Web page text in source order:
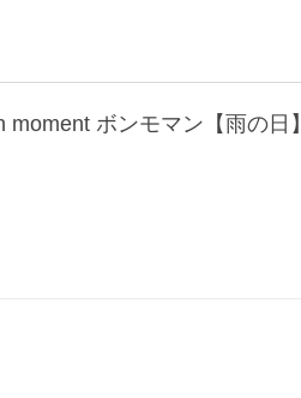
ボンモマン【雨の日】